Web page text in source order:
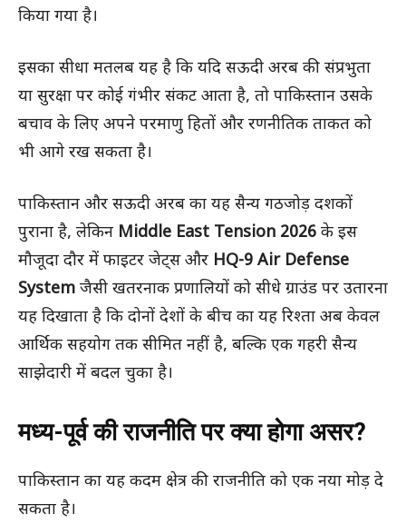
किया गया है।
इसका सीधा मतलब यह है कि यदि सऊदी अरब की संप्रभुता
या सुरक्षा पर कोई गंभीर संकट आता है, तो पाकिस्तान उसके
बचाव के लिए अपने परमाणु हितों और रणनीतिक ताकत को
भी आगे रख सकता है।
पाकिस्तान और सऊदी अरब का यह सैन्य गठजोड़ दशकों
पुराना है, लेकिन Middle East Tension 2026 के इस
मौजूदा दौर में फाइटर जेट्स और HQ-9 Air Defense
System जैसी खतरनाक प्रणालियों को सीधे ग्राउंड पर उतारना
यह दिखाता है कि दोनों देशों के बीच का यह रिश्ता अब केवल
आर्थिक सहयोग तक सीमित नहीं है, बल्कि एक गहरी सैन्य
साझेदारी में बदल चुका है।
मध्य-पूर्व की राजनीति पर क्या होगा असर?
पाकिस्तान का यह कदम क्षेत्र की राजनीति को एक नया मोड़ दे
सकता है।